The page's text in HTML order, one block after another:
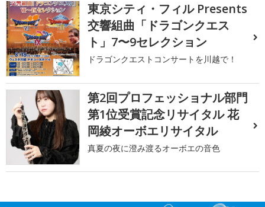
東京シティ・フィル Presents
交響組曲「ドラゴンクエス
ト」7〜9セレクション
ドラゴンクエストコンサートを川越で！
第2回プロフェッショナル部門
第1位受賞記念リサイタル 花
岡綾オーボエリサイタル
真夏の夜に澄み渡るオーボエの音色